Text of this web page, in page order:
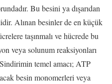
Bu besini ya dışarıdan
Alınan besinler de en küçük
taşınmalı ve hücrede bu
veya solunum reaksiyonları
temel amacı; ATP
besin monomerleri veya